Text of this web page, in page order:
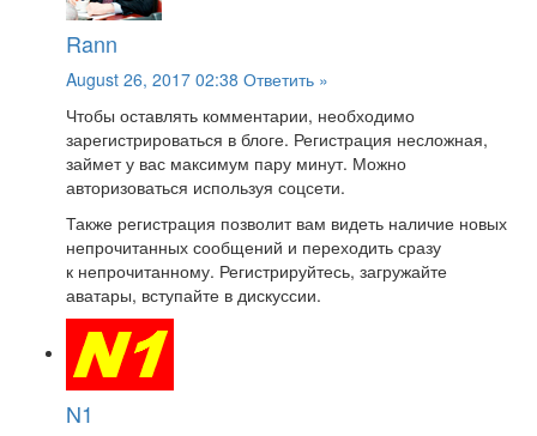
Rann
August 26, 2017 02:38 Ответить »
Чтобы оставлять комментарии, необходимо
зарегистрироваться в блоге. Регистрация несложная,
займет у вас максимум пару минут. Можно
авторизоваться используя соцсети.
Также регистрация позволит вам видеть наличие новых
непрочитанных сообщений и переходить сразу
к непрочитанному. Регистрируйтесь, загружайте
аватары, вступайте в дискуссии.
N1